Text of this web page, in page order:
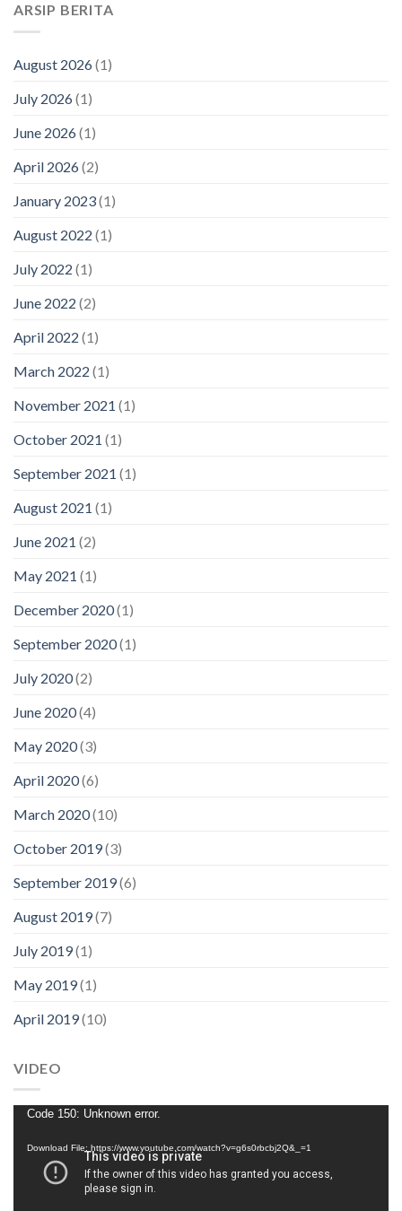
ARSIP BERITA
August 2026(1)
July 2026(1)
June 2026(1)
April 2026(2)
January 2023(1)
August 2022 (1)
July 2022 (1)
June 2022 (2)
April 2022 (1)
March 2022 (1)
November 2021 (1)
October 2021 (1)
September 2021 (1)
August 2021 (1)
June 2021 (2)
May 2021 (1)
December 2020(1)
September 2020(1)
July 2020(2)
June 2020(4)
May 2020(3)
April 2020(6)
March 2020(10)
October 2019(3)
September 2019(6)
August 2019(7)
July 2019(1)
May 2019(1)
April 2019(10)
VIDEO
Video
Code 150: Unknown error.
Download File: https://www.youtube.com/watch?v=g6s0rbcbj2Q&_=1